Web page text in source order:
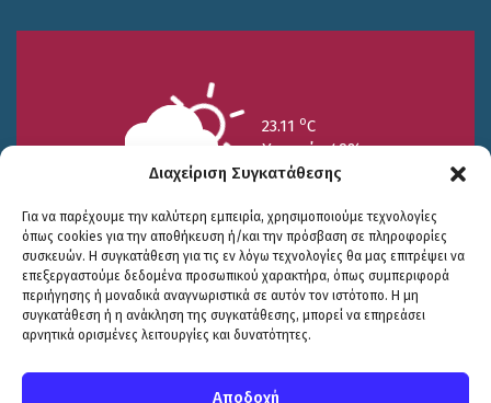
Διαχείριση Συγκατάθεσης
Για να παρέχουμε την καλύτερη εμπειρία, χρησιμοποιούμε τεχνολογίες
όπως cookies για την αποθήκευση ή/και την πρόσβαση σε πληροφορίες
συσκευών. Η συγκατάθεση για τις εν λόγω τεχνολογίες θα μας επιτρέψει να
επεξεργαστούμε δεδομένα προσωπικού χαρακτήρα, όπως συμπεριφορά
περιήγησης ή μοναδικά αναγνωριστικά σε αυτόν τον ιστότοπο. Η μη
συγκατάθεση ή η ανάκληση της συγκατάθεσης, μπορεί να επηρεάσει
αρνητικά ορισμένες λειτουργίες και δυνατότητες.
Αποδοχή
23.11 oC
Υγρασία 49%
25/7
15.73 oC
26/7
17.99oC
27/7
20.94oC
© COPYRIGHT ΔΗΜΟΣ ΣΟΥΛΙΟΥ 2026